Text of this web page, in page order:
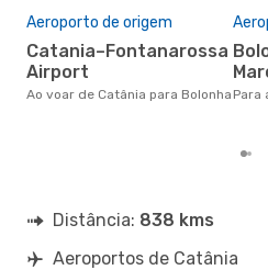
Aeroporto de origem
Catania–Fontanarossa
Airport
Ao voar de Catânia para Bolonha
Bologna Guglielmo
Distância: 838 kms
Aeroportos de Catânia